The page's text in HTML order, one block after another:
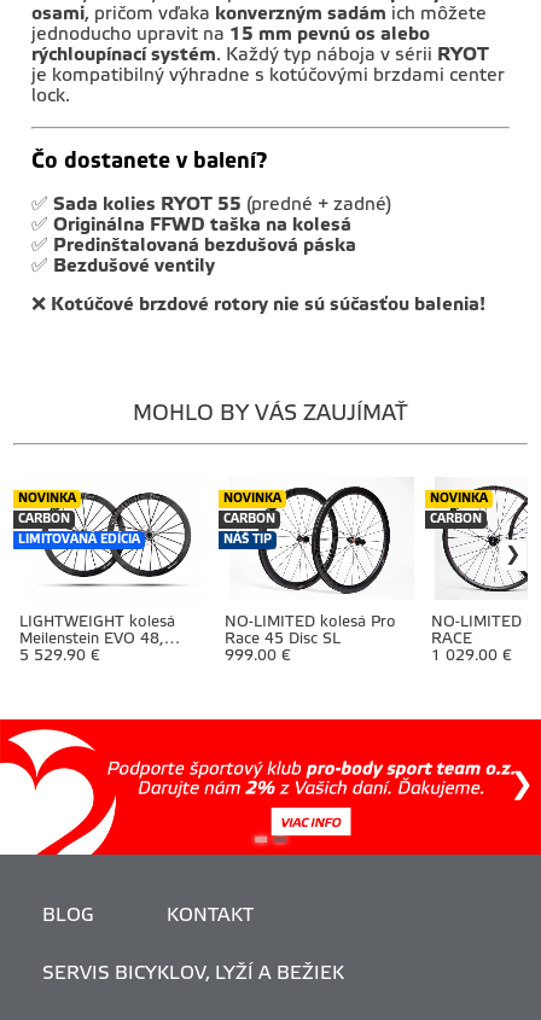
osami, pričom vďaka konverzným sadám ich môžete
jednoducho upravit na 15 mm pevnú os alebo
rýchloupínací systém. Každý typ náboja v sérii RYOT
je kompatibilný výhradne s kotúčovými brzdami center
lock.
Čo dostanete v balení?
✅Sada kolies RYOT 55 (predné + zadné)
✅Originálna FFWD taška na kolesá
✅ Predinštalovaná bezdušová páska
✅ Bezdušové ventily
❌ Kotúčové brzdové rotory nie sú súčasťou balenia!
MOHLO BY VÁS ZAUJÍMAŤ
LIGHTWEIGHT kolesá
Meilenstein EVO 48,
Schwarz ED disc brake,
NOVINKA
CARBON
LIMITOVANÁ EDÍCIA
5 529.90 €
NO-LIMITED kolesá Pro
Race 45 Disc SL
NOVINKA
CARBON
NÁŠ TIP
999.00 €
NO-LIMITED
RACE
NOVINKA
CARBON
1 029.00 €
BLOG KONTAKT
SERVIS BICYKLOV, LYŽÍ A BEŽIEK